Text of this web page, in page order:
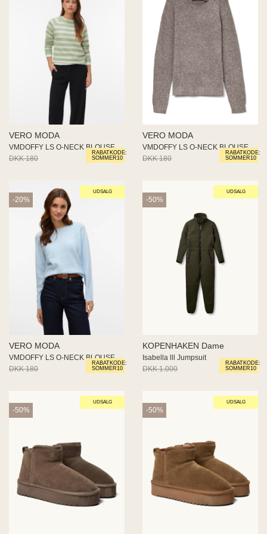
RABATKODE:
SOMMER10
VERO MODA
VMDOFFY LS O-NECK BLOUSE GA NO
DKK 180
DKK 144
RABATKODE:
SOMMER10
VERO MODA
VMDOFFY LS O-NECK BLOUSE GA NO
DKK 180
DKK 144
UDSALG
RABATKODE:
SOMMER10
-20%
VERO MODA
VMDOFFY LS O-NECK BLOUSE GA NO
DKK 180
DKK 144
UDSALG
RABATKODE:
SOMMER10
-50%
KOPENHAKEN Dame
Isabella lll Jumpsuit
DKK 1.000
DKK 500
UDSALG
-50%
UDSALG
-50%